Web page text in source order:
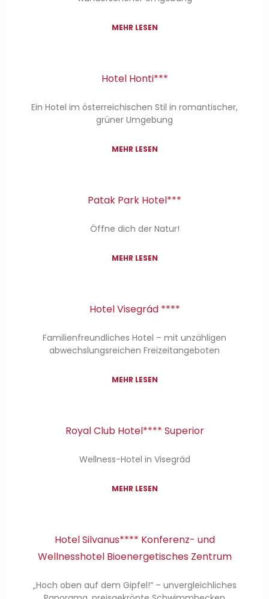
MEHR LESEN
Hotel Honti***
Ein Hotel im österreichischen Stil in romantischer,
grüner Umgebung
MEHR LESEN
Patak Park Hotel***
Öffne dich der Natur!
MEHR LESEN
Hotel Visegrád ****
Familienfreundliches Hotel – mit unzähligen
abwechslungsreichen Freizeitangeboten
MEHR LESEN
Royal Club Hotel**** Superior
Wellness-Hotel in Visegrád
MEHR LESEN
Hotel Silvanus**** Konferenz- und
Wellnesshotel Bioenergetisches Zentrum
„Hoch oben auf dem Gipfel!” – unvergleichliches